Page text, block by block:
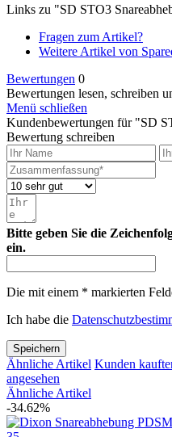
Links zu "SD STO3
Fragen zum Artikel?
Weitere Artikel von
Bewertungen 0
Bewertungen lesen, schreiben
Menü schließen
Kundenbewertungen für "SD
Bewertung schreiben
Bitte geben Sie die
ein.
Die mit einem * markierten
Ich habe die
Speichern
Ähnliche Artikel Kunden
angesehen
Ähnliche Artikel
-34.62%